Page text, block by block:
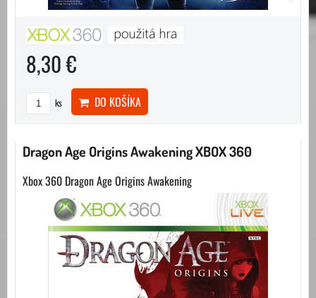
8,30 €
ks DO KOŠÍKA
Dragon Age Origins Awakening XBOX 360
Xbox 360 Dragon Age Origins Awakening